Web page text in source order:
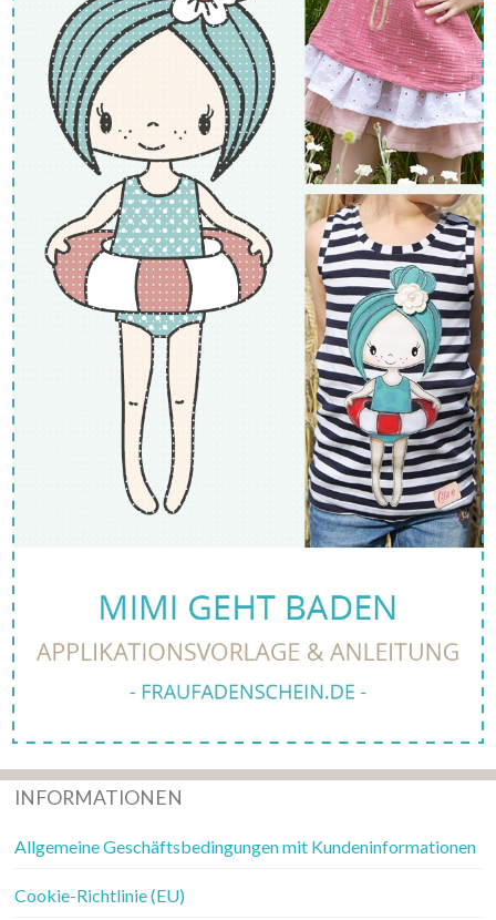
INFORMATIONEN
Allgemeine Geschäftsbedingungen mit Kundeninformationen
Cookie-Richtlinie (EU)